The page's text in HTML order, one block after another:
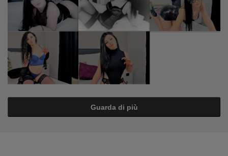
Guarda di più